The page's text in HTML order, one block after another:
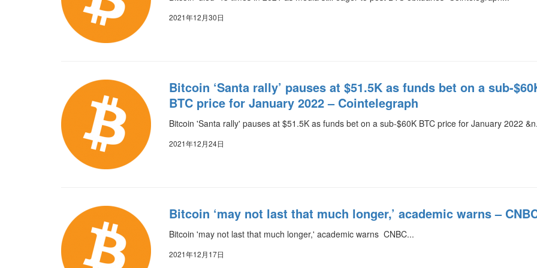
2021年12月30日
Bitcoin ‘Santa rally’ pauses at $51.5K as funds bet on a sub-
BTC price for January 2022 – Cointelegraph
Bitcoin 'Santa rally' pauses at $51.5K as funds bet on a sub-$60K BTC price for January 2022
2021年12月24日
Bitcoin ‘may not last that much longer,’ academic warns –
Bitcoin 'may not last that much longer,' academic warns CNBC...
2021年12月17日